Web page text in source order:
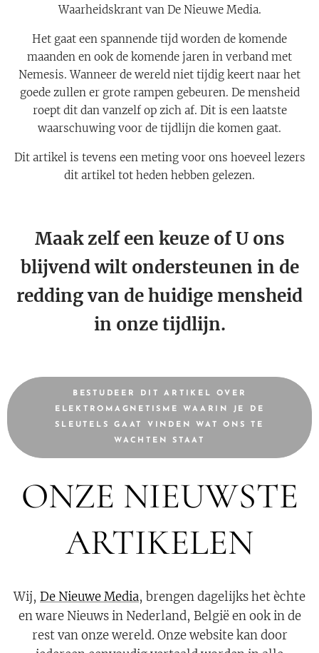
Waarheidskrant van De Nieuwe Media.
Het gaat een spannende tijd worden de komende
maanden en ook de komende jaren in verband met
Nemesis. Wanneer de wereld niet tijdig keert naar het
goede zullen er grote rampen gebeuren. De mensheid
roept dit dan vanzelf op zich af. Dit is een laatste
waarschuwing voor de tijdlijn die komen gaat.
Dit artikel is tevens een meting voor ons hoeveel lezers
dit artikel tot heden hebben gelezen.
Maak zelf een keuze of U ons
blijvend wilt ondersteunen in de
redding van de huidige mensheid
in onze tijdlijn.
BESTUDEER DIT ARTIKEL OVER
ELEKTROMAGNETISME WAARIN JE DE
SLEUTELS GAAT VINDEN WAT ONS TE
WACHTEN STAAT
ONZE NIEUWSTE
ARTIKELEN
Wij, De Nieuwe Media, brengen dagelijks het èchte
en ware Nieuws in Nederland, België en ook in de
rest van onze wereld. Onze website kan door